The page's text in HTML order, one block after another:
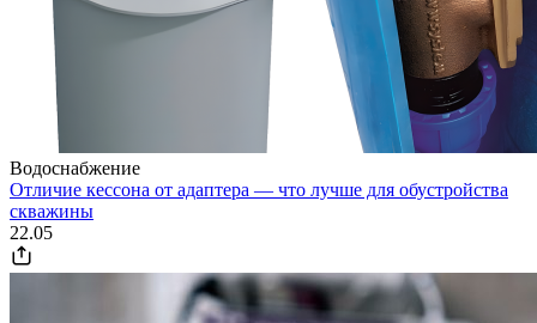
Водоснабжение
Отличие кессона от адаптера — что лучше для обустройства
скважины
22.05